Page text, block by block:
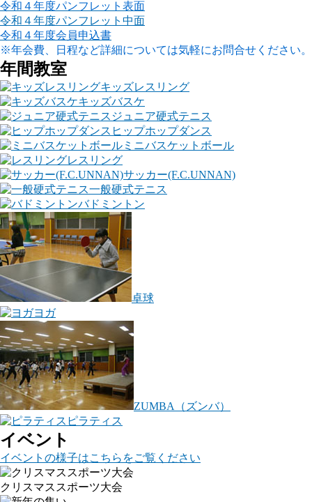
令和４年度パンフレット表面
令和４年度パンフレット中面
令和４年度会員申込書
※年会費、日程など詳細については気軽にお問合せください。
年間教室
キッズレスリング
キッズバスケ
ジュニア硬式テニス
ヒップホップダンス
ミニバスケットボール
レスリング
サッカー(F.C.UNNAN)
一般硬式テニス
バドミントン
卓球
ヨガ
ZUMBA（ズンバ）
ピラティス
イベント
イベントの様子はこちらをご覧ください
クリスマススポーツ大会